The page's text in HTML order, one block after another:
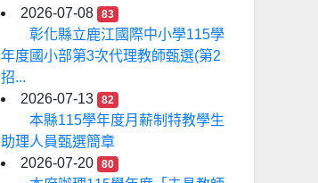
2026-07-08
83
彰化縣立鹿江國際中小學115學
年度國小部第3次代理教師甄選(第2
招...
2026-07-13
82
本縣115學年度月薪制特教學生
助理人員甄選簡章
2026-07-20
80